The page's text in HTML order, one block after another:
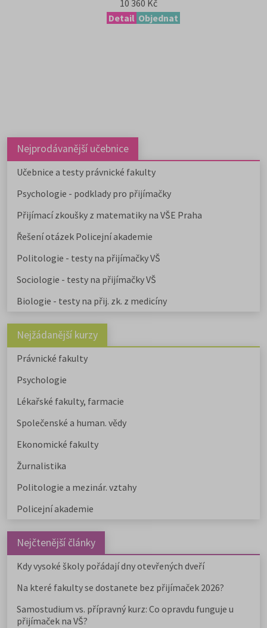
10 360 Kč
Detail Objednat
Nejprodávanější učebnice
Učebnice a testy právnické fakulty
Psychologie - podklady pro přijímačky
Přijímací zkoušky z matematiky na VŠE Praha
Řešení otázek Policejní akademie
Politologie - testy na přijímačky VŠ
Sociologie - testy na přijímačky VŠ
Biologie - testy na přij. zk. z medicíny
Nejžádanější kurzy
Právnické fakulty
Psychologie
Lékařské fakulty, farmacie
Společenské a human. vědy
Ekonomické fakulty
Žurnalistika
Politologie a mezinár. vztahy
Policejní akademie
Nejčtenější články
Kdy vysoké školy pořádají dny otevřených dveří
Na které fakulty se dostanete bez přijímaček 2026?
Samostudium vs. přípravný kurz: Co opravdu funguje u
přijímaček na VŠ?